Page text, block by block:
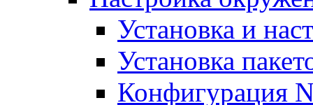
Установка и
Установка
Конфигурация